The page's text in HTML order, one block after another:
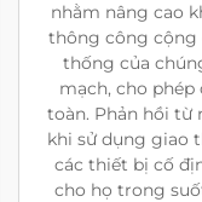
nhằm nâng cao
thông công cộng
thống của
mạch, cho phép
toàn. Phản hồi
khi sử dụng giao
các thiết bị cố
cho họ trong